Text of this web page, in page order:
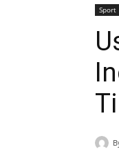
Sport